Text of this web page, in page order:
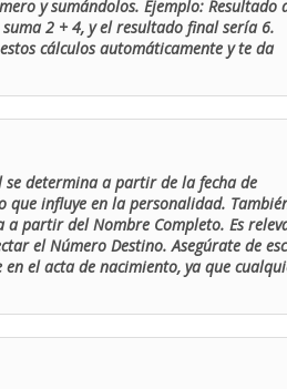
y sumándolos. Ejemplo: Resultado
2 + 4, y el resultado final sería 6.
cálculos automáticamente y te da
determina a partir de la fecha de
que influye en la personalidad.
partir del Nombre Completo. Es
el Número Destino. Asegúrate de
el acta de nacimiento, ya que